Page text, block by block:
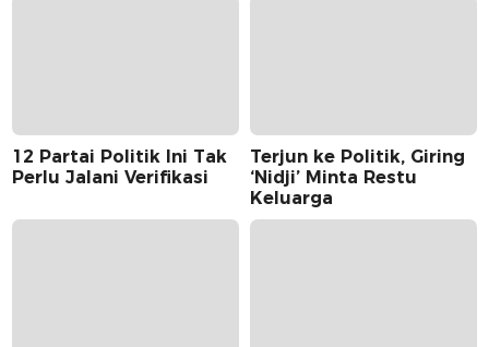
12 Partai Politik Ini Tak
Perlu Jalani Verifikasi
Terjun ke Politik, Giring
‘Nidji’ Minta Restu
Keluarga